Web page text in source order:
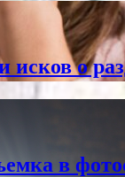
исков о
в